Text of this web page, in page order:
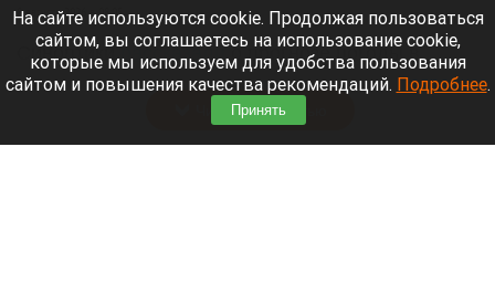
8 августа 2026 в 08:05
Синоптикирассказалио прогнозе погоды в
Алтайском крае и Барнауле на 8 августа.
Читать полностью
На сайте используются cookie. Продолжая пользоваться
сайтом, вы соглашаетесь на использование cookie,
которые мы используем для удобства пользования
сайтом и повышения качества рекомендаций. Подробнее.
Принять